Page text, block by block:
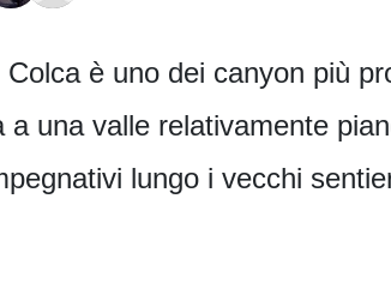
è uno dei canyon più
una valle relativamente
lungo i vecchi